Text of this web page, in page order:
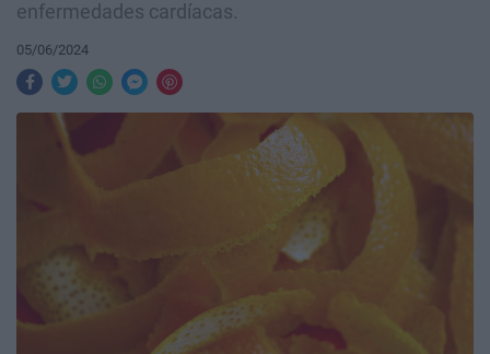
enfermedades cardíacas.
05/06/2024